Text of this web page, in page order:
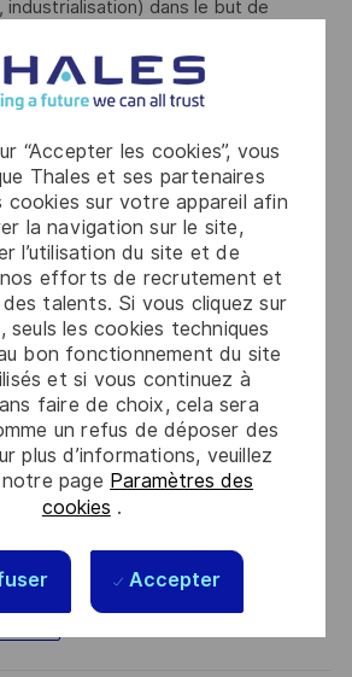
“Accepter les cookies”, vous
Thales et ses partenaires
cookies sur votre appareil afin
la navigation sur le site,
l’utilisation du site et de
efforts de recrutement et
talents. Si vous cliquez sur
seuls les cookies techniques
bon fonctionnement du site
et si vous continuez à
faire de choix, cela sera
un refus de déposer des
plus d’informations, veuillez
page Paramètres des
cookies .
Accepter
dans le but de
fluide avec le client ;
des contraintes de
avioniques : ARP4754, DO254,
avec des équipes internationales
d'équipe, esprit de synthèse et
atouts que l'on vous reconnait ?
et plongez au cœur de l’innovation !
Handi-Engagée, reconnait
diversité est notre meilleur
rejoignez nous !
site